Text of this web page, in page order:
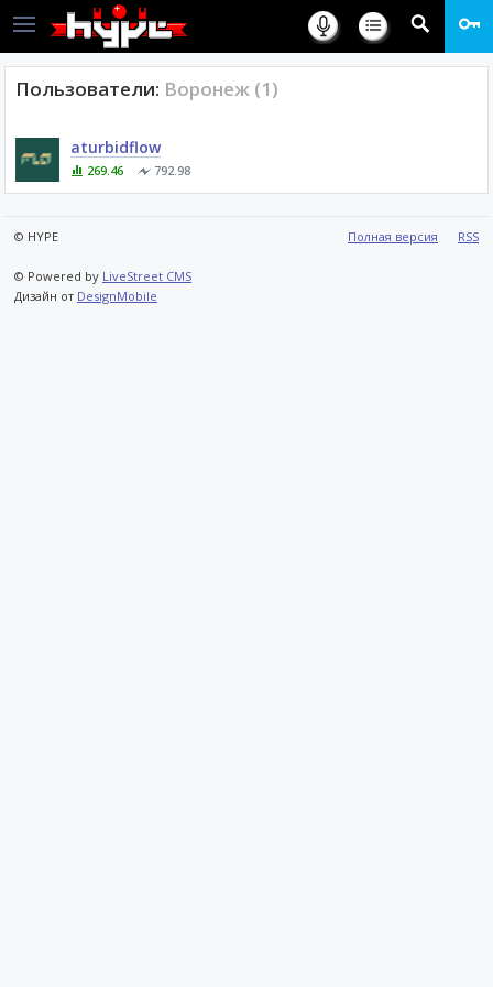
Пользователи: Воронеж (1)
aturbidflow
269.46 792.98
Полная версия RSS
© HYPE
© Powered by LiveStreet CMS
Дизайн от DesignMobile